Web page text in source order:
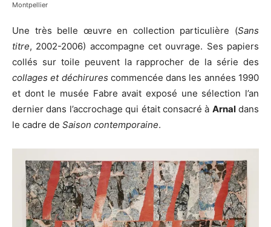
Montpellier
Une très belle œuvre en collection particulière (Sans
titre, 2002-2006) accompagne cet ouvrage. Ses papiers
collés sur toile peuvent la rapprocher de la série des
collages et déchirures commencée dans les années 1990
et dont le musée Fabre avait exposé une sélection l’an
dernier dans l’accrochage qui était consacré à Arnaldans
le cadre de Saison contemporaine.